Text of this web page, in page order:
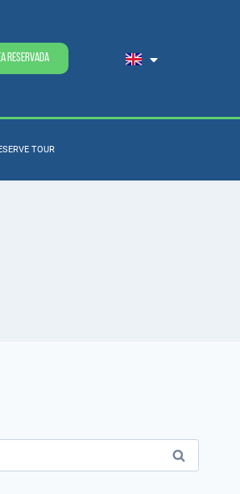
Reservada
TOUR